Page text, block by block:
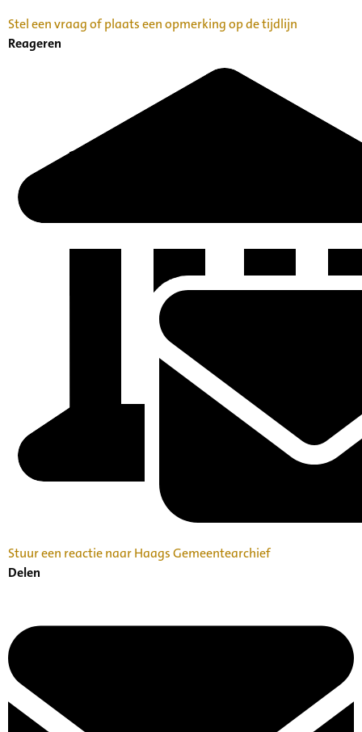
Stel een vraag of plaats een opmerking op de tijdlijn
Reageren
Stuur een reactie naar Haags Gemeentearchief
Delen